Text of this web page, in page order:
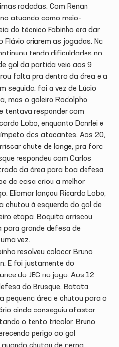
rodadas. Com Renan
atuando como meio-
do técnico Fabinho era dar
Flávio criarem as jogadas. Na
tendo dificuldades no
gol da partida veio aos 9
falta pra dentro da área e a
seguida, foi a vez de Lúcio
mas o goleiro Rodolpho
tentava responder com
Lobo, enquanto Danrlei e
dos atacantes. Aos 20,
chute de longe, pra fora
respondeu com Carlos
da área para boa defesa
da casa criou a melhor
Eliomar lançou Ricardo Lobo,
chutou à esquerda do gol de
etapa, Boquita arriscou
grande defesa de
vez.
resolveu colocar Bruno
E foi justamente do
do JEC no jogo. Aos 12
do Brusque, Batata
pequena área e chutou para o
ainda conseguiu afastar
o tento tricolor. Bruno
perigo ao gol